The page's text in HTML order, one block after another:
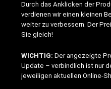
Durch das Anklicken der
verdienen wir einen kleinen
weiter zu verbessern. Der
Sie gleich!
WICHTIG: Der angezeigte
Update – verbindlich ist nur
jeweiligen aktuellen Online-